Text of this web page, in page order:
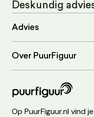
Deskundig
Advies
Over PuurFiguur
Op PuurFiguur.nl vind